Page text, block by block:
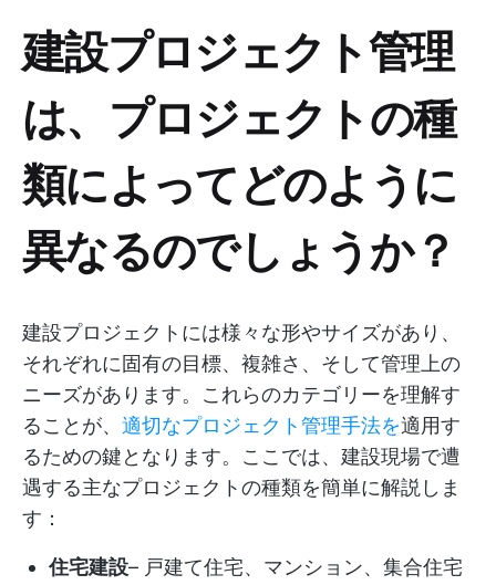
建設プロジェクト管理
は、プロジェクトの種
類によってどのように
異なるのでしょうか？
建設プロジェクトには様々な形やサイズがあり、
それぞれに固有の目標、複雑さ、そして管理上の
ニーズがあります。これらのカテゴリーを理解す
ることが、 適切なプロジェクト管理手法を適用す
るための鍵となります。ここでは、建設現場で遭
遇する主なプロジェクトの種類を簡単に解説しま
す：
住宅建設– 戸建て住宅、マンション、集合住宅